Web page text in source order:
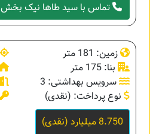
تماس با سید طاها نیک بخش
زمین: 181 متر
بنا: 175 متر
سرویس بهداشتی: 3
نوع پرداخت: (نقدی)
8.750 میلیارد (نقدی)